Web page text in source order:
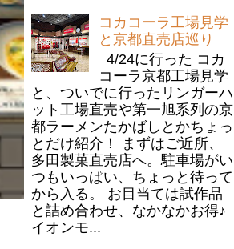
コカコーラ工場見学
と京都直売店巡り
4/24に行った コカ
コーラ京都工場見学
と、ついでに行ったリンガーハ
ット工場直売や第一旭系列の京
都ラーメンたかばしとかちょっ
とだけ紹介！ まずはご近所、
多田製菓直売店へ。駐車場がい
つもいっぱい、ちょっと待って
から入る。 お目当ては試作品
と詰め合わせ、なかなかお得♪
イオンモ...